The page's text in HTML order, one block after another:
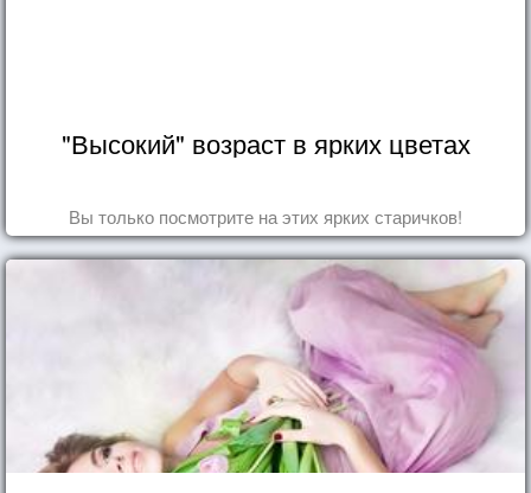
"Высокий" возраст в ярких цветах
Вы только посмотрите на этих ярких старичков!